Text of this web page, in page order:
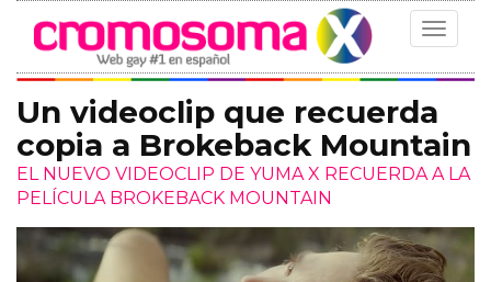
Toggle
Un videoclip que recuerda
copia a Brokeback Mountain
EL NUEVO VIDEOCLIP DE YUMA X RECUERDA A LA
PELÍCULA BROKEBACK MOUNTAIN